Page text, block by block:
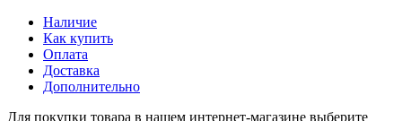
Наличие
Как купить
Оплата
Доставка
Дополнительно
Для покупки товара в нашем интернет-магазине выберите